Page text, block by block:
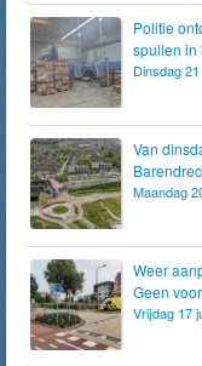
Politie
spullen in
Dinsdag
Van
Maandag
Weer
Geen
Vrijdag 17